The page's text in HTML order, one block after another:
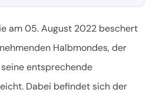
am 05. August 2022 beschert
Halbmondes, der
entsprechende
Dabei befindet sich der